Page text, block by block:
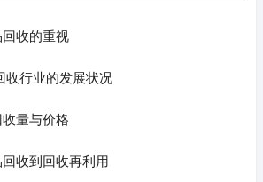
收的重视
收行业的发展状况
量与价格
收到回收再利用